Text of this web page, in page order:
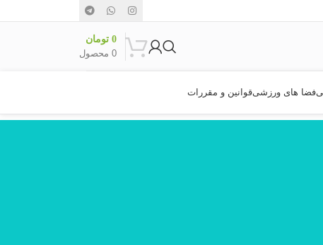
0 محصول
0 تومان
فضا های ورزشیقوانین و مقررات